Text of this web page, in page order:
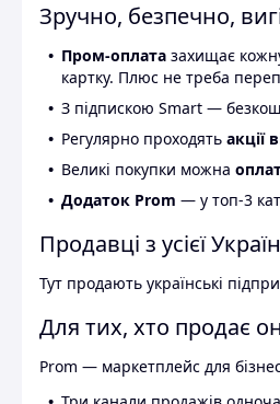
Зручно, безпечно,
Пром-оплата захищає
картку. Плюс не треба
З підпискою Smart —
Регулярно проходять акції
Великі покупки можна
Додаток Prom — у топ-3
Продавці з усієї
Тут продають українські
Для тих, хто продає
Prom — маркетплейс для